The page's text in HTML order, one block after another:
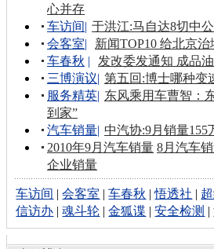
心并存
车访间| 于洪江:马自达8切中
会客室|
新闻TOP10 给北京
车春秋 |
发改委发通知 成品
三博演议| 第五回:博士哪种变
服务精英| 东风乘用车曹智：
到家”
汽车销量| 中汽协:9月销量155
2010年9月汽车销量 8月汽车
企业销量
车访间 |会客室 |车春秋 |悟透社 |
信访办 |魂斗轮 |金狐谍 |安全检测 |